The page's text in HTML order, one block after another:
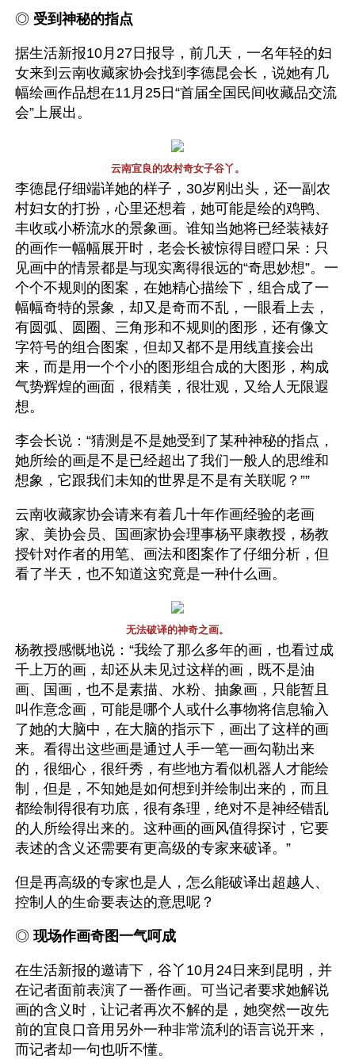
◎ 受到神秘的指点
据生活新报10月27日报导，前几天，一名年轻的妇
女来到云南收藏家协会找到李德昆会长，说她有几
幅绘画作品想在11月25日“首届全国民间收藏品交流
会”上展出。
云南宜良的农村奇女子谷丫。
李德昆仔细端详她的样子，30岁刚出头，还一副农
村妇女的打扮，心里还想着，她可能是绘的鸡鸭、
丰收或小桥流水的景象画。谁知当她将已经装裱好
的画作一幅幅展开时，老会长被惊得目瞪口呆：只
见画中的情景都是与现实离得很远的“奇思妙想”。一
个个不规则的图案，在她精心描绘下，组合成了一
幅幅奇特的景象，却又是奇而不乱，一眼看上去，
有圆弧、圆圈、三角形和不规则的图形，还有像文
字符号的组合图案，但却又都不是用线直接会出
来，而是用一个个小的图形组合成的大图形，构成
气势辉煌的画面，很精美，很壮观，又给人无限遐
想。
李会长说：“猜测是不是她受到了某种神秘的指点，
她所绘的画是不是已经超出了我们一般人的思维和
想象，它跟我们未知的世界是不是有关联呢？””
云南收藏家协会请来有着几十年作画经验的老画
家、美协会员、国画家协会理事杨平康教授，杨教
授针对作者的用笔、画法和图案作了仔细分析，但
看了半天，也不知道这究竟是一种什么画。
无法破译的神奇之画。
杨教授感慨地说：“我绘了那么多年的画，也看过成
千上万的画，却还从未见过这样的画，既不是油
画、国画，也不是素描、水粉、抽象画，只能暂且
叫作意念画，可能是哪个人或什么事物将信息输入
了她的大脑中，在大脑的指示下，画出了这样的画
来。看得出这些画是通过人手一笔一画勾勒出来
的，很细心，很纤秀，有些地方看似机器人才能绘
制，但是，不知她是如何想到并绘制出来的，而且
都绘制得很有功底，很有条理，绝对不是神经错乱
的人所绘得出来的。这种画的画风值得探讨，它要
表述的含义还需要有更高级的专家来破译。”
但是再高级的专家也是人，怎么能破译出超越人、
控制人的生命要表达的意思呢？
◎ 现场作画奇图一气呵成
在生活新报的邀请下，谷丫10月24日来到昆明，并
在记者面前表演了一番作画。可当记者要求她解说
画的含义时，让记者再次不解的是，她突然一改先
前的宜良口音用另外一种非常流利的语言说开来，
而记者却一句也听不懂。